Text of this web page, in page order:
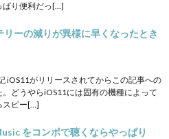
ぱり便利だっ[…]
ーの減りが異様に早くなったとき
iOS11がリリースされてからこの記事への
どうやらiOS11には固有の機種によって
スピー[…]
をコンポで聴くならやっぱり